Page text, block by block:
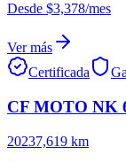
Desde $3,378/mes
Ver más
Certificada
CF MOTO NK
20237,619 km